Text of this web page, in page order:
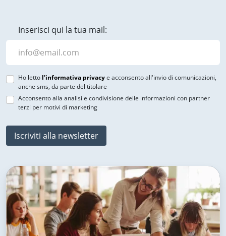
Inserisci qui la tua mail:
Ho letto l'informativa privacye acconsento all'invio di comunicazioni,
anche sms, da parte del titolare
Acconsento alla analisi e condivisione delle informazioni con partner
terzi per motivi di marketing
Iscriviti alla newsletter